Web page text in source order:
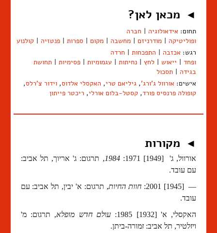
◄ מכאן לאן?
תחום: אידאולוגיה | חברה
ופוליטיקה | מודרניזם | מחשבה | מקום | ספרות | פנטזיה | קולנוע
רגש: אכזבה | התפכחות | חרדה
ופחד | ייאוש | לחץ | נחיתות | עגמומיות | פסימיות | תחושת
בגידה | תסכול
אישים: אורוול ג'ורג', גיליאם טרי, האקסלי אלדוס, וידור צ'רלס,
קופולה פרנסיס פורד, קסטל-בלום אורלי, ריכטר פייתון
◄ מקורות
אורוול, ג' [1949] 1971: 1984, תרגום: ג' אריוך, תל אביב:
עם עובד.
— [1945] 2001:
חוות החיות, תרגום: א' יבין, תל אביב: עם
עובד.
האקסלי, א' [1932] 1985:
עולם חדש מופלא, תרגום: מ'
ויזלטיר, תל אביב: זמורה-ביתן.